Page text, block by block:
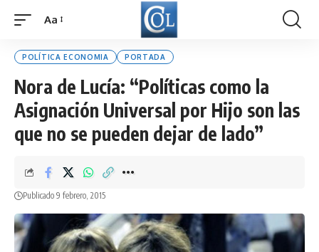
Font
Aa
POLÍTICA ECONOMIA PORTADA
Nora de Lucía: “Políticas como la
Asignación Universal por Hijo son las
que no se pueden dejar de lado”
Publicado 9 febrero, 2015